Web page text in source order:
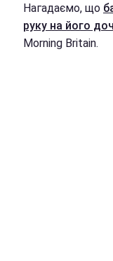
Нагадаємо, що
руку на його
Morning Britain.